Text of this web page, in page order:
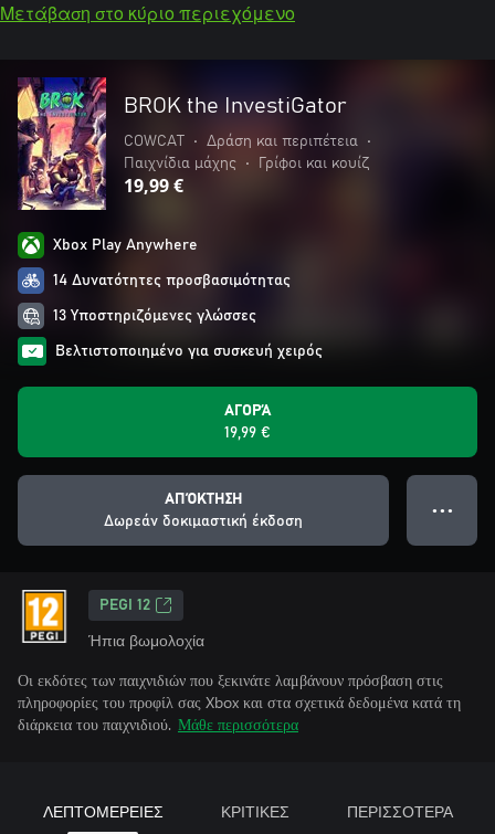
Μετάβαση στο κύριο περιεχόμενο
BROK the InvestiGator
COWCAT • Δράση και περιπέτεια
•
Παιχνίδια μάχης
• Γρίφοι και κουίζ
19,99 €
Xbox Play Anywhere
14 Δυνατότητες προσβασιμότητας
13 Υποστηριζόμενες γλώσσες
Βελτιστοποιημένο για συσκευή χειρός
ΑΓΟΡΆ
19,99 €
ΑΠΌΚΤΗΣΗ
Δωρεάν δοκιμαστική έκδοση
● ● ●
PEGI 12
Ήπια βωμολοχία
Οι εκδότες των παιχνιδιών που ξεκινάτε λαμβάνουν πρόσβαση στις
πληροφορίες του προφίλ σας Xbox και στα σχετικά δεδομένα κατά τη
διάρκεια του παιχνιδιού. Μάθε περισσότερα
ΛΕΠΤΟΜΕΡΕΙΕΣ ΚΡΙΤΙΚΕΣ ΠΕΡΙΣΣΟΤΕΡΑ